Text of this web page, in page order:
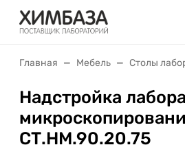
Главная Мебель Столы
Надстройка
СТ.НМ.90.20.75